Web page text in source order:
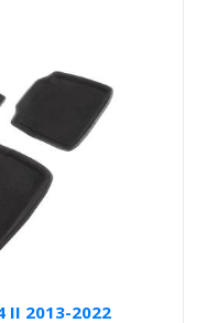
II 2013-2022